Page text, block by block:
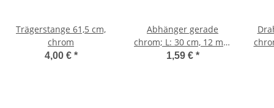
Trägerstange 61,5 cm,
chrom
4,00 € *
Abhänger gerade
chrom; L: 30 cm, 12 mm
Ø
1,59 € *